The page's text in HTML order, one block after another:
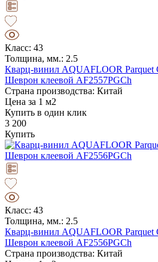
Класс: 43
Толщина, мм.: 2.5
Кварц-винил AQUAFLOOR Parquet
Шеврон клеевой AF2557PGCh
Страна производства: Китай
Цена за 1 м2
Купить в один клик
3 200
Купить
Класс: 43
Толщина, мм.: 2.5
Кварц-винил AQUAFLOOR Parquet
Шеврон клеевой AF2556PGCh
Страна производства: Китай